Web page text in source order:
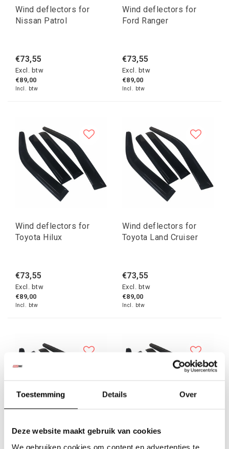
Toestemming Details Over
Deze website maakt gebruik van cookies
We gebruiken cookies om content en advertenties te
Wind deflectors for
Nissan Patrol
€73,55
Excl. btw
€89,00
Incl. btw
Wind deflectors for
Ford Ranger
€73,55
Excl. btw
€89,00
Incl. btw
Wind deflectors for
Toyota Hilux
€73,55
Excl. btw
€89,00
Incl. btw
Wind deflectors for
Toyota Land Cruiser
€73,55
Excl. btw
€89,00
Incl. btw
Wind deflectors for
Wind deflectors for